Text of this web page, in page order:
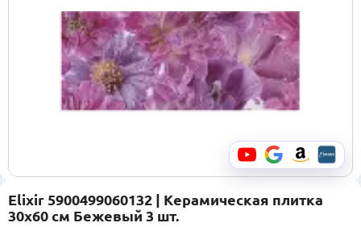
Elixir 5900499060132 | Керамическая плитка
30x60 см Бежевый 3 шт.